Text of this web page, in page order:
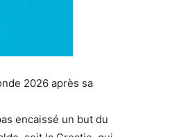
2026 après sa
encaissé un but du